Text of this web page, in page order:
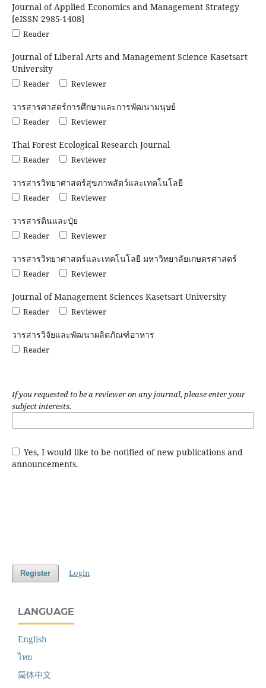
Journal of Applied Economics and Management Strategy
[eISSN 2985-1408]
Reader
Journal of Liberal Arts and Management Science Kasetsart
University
Reader Reviewer
วารสารศาสตร์การศึกษาและการพัฒนามนุษย์
Reader Reviewer
Thai Forest Ecological Research Journal
Reader Reviewer
วารสารวิทยาศาสตร์สุขภาพสัตว์และเทคโนโลยี
Reader Reviewer
วารสารดินและปุ๋ย
Reader Reviewer
วารสารวิทยาศาสตร์และเทคโนโลยี มหาวิทยาลัยเกษตรศาสตร์
Reader Reviewer
Journal of Management Sciences Kasetsart University
Reader Reviewer
วารสารวิจัยและพัฒนาผลิตภัณฑ์อาหาร
Reader
If you requested to be a reviewer on any journal, please enter your
subject interests.
Yes, I would like to be notified of new publications and
announcements.
Register Login
LANGUAGE
English
ไทย
简体中文